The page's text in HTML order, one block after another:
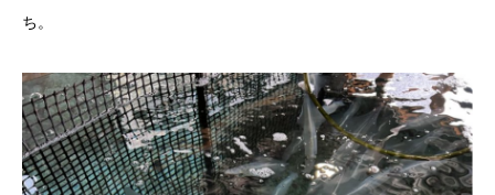
ち。